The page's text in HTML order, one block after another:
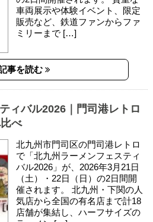
車両展示や体験イベント、限定
販売など、鉄道ファンからファ
ミリーまで […]
事を読む
ィバル2026｜門司港レトロ
べ
北九州市門司区の門司港レトロ
で「北九州ラーメンフェスティ
バル2026」が、2026年3月21日
（土）・22日（日）の2日間開
催されます。 北九州・下関の人
気店から全国の有名店まで計18
店舗が集結し、ハーフサイズの